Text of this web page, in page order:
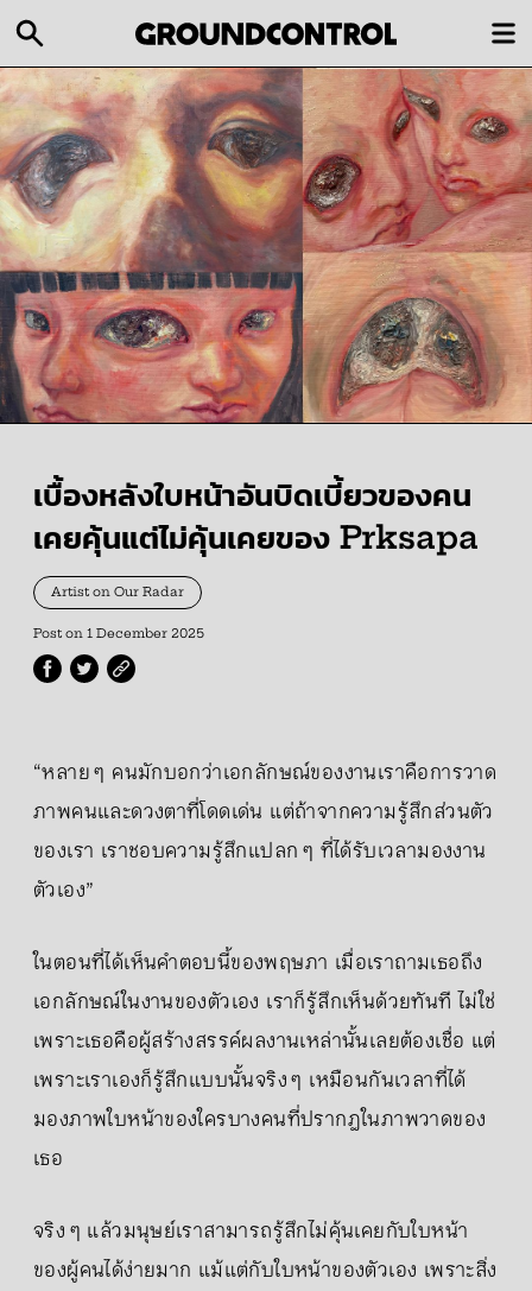
เบื้องหลังใบหน้าอันบิดเบี้ยวของคน
เคยคุ้นแต่ไม่คุ้นเคยของ Prksapa
Artist on Our Radar
Post on 1 December 2025
“หลาย ๆ คนมักบอกว่าเอกลักษณ์ของงานเราคือการวาด
ภาพคนและดวงตาที่โดดเด่น แต่ถ้าจากความรู้สึกส่วนตัว
ของเรา เราชอบความรู้สึกแปลก ๆ ที่ได้รับเวลามองงาน
ตัวเอง”
ในตอนที่ได้เห็นคำตอบนี้ของพฤษภา เมื่อเราถามเธอถึง
เอกลักษณ์ในงานของตัวเอง เราก็รู้สึกเห็นด้วยทันที ไม่ใช่
เพราะเธอคือผู้สร้างสรรค์ผลงานเหล่านั้นเลยต้องเชื่อ แต่
เพราะเราเองก็รู้สึกแบบนั้นจริง ๆ เหมือนกันเวลาที่ได้
มองภาพใบหน้าของใครบางคนที่ปรากฎในภาพวาดของ
เธอ
จริง ๆ แล้วมนุษย์เราสามารถรู้สึกไม่คุ้นเคยกับใบหน้า
ของผู้คนได้ง่ายมาก แม้แต่กับใบหน้าของตัวเอง เพราะสิ่ง